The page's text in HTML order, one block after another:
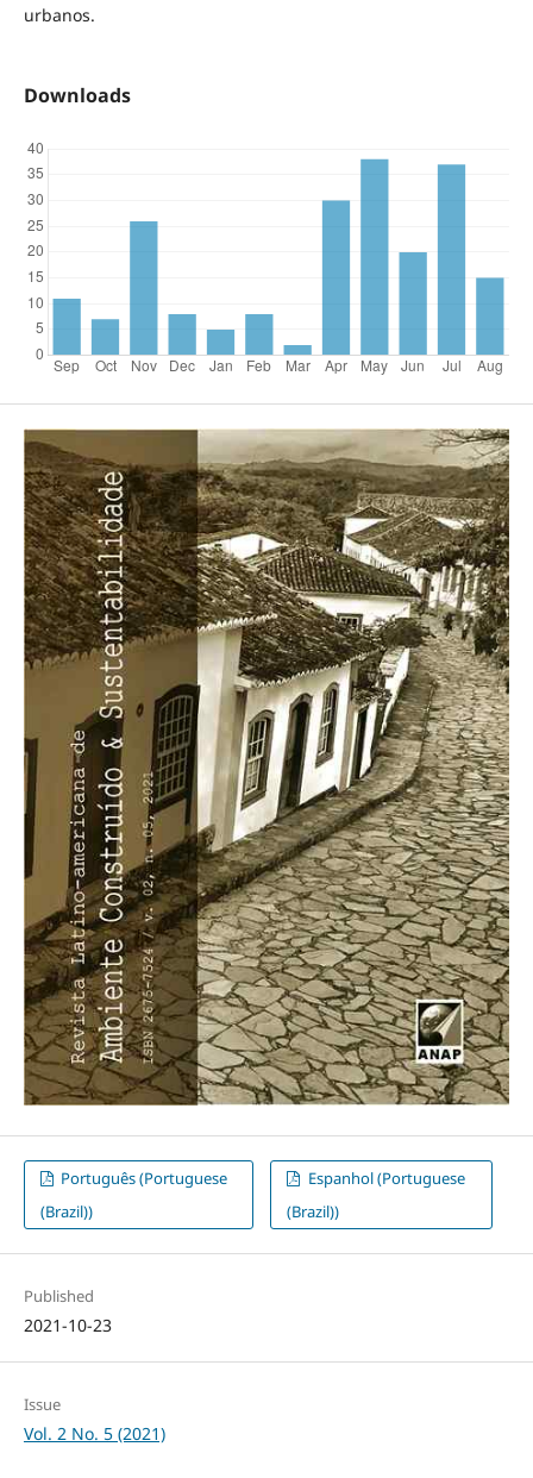
urbanos.
Downloads
Português (Portuguese
(Brazil))
Espanhol (Portuguese
(Brazil))
Published
2021-10-23
Issue
Vol. 2 No. 5 (2021)